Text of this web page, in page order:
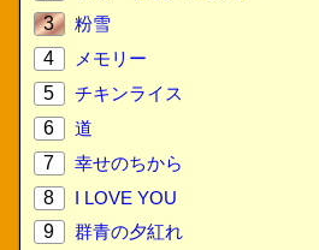
3
粉雪
4
メモリー
5
チキンライス
6
道
7
幸せのちから
8
I LOVE YOU
9
群青の夕紅れ